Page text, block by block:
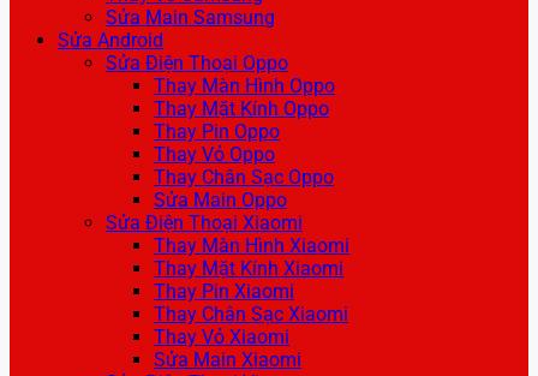
Sửa Main Samsung
Sửa Android
Sửa Điện Thoại Oppo
Thay Màn Hình Oppo
Thay Mặt Kính Oppo
Thay Pin Oppo
Thay Vỏ Oppo
Thay Chân Sạc Oppo
Sửa Main Oppo
Sửa Điện Thoại Xiaomi
Thay Màn Hình Xiaomi
Thay Mặt Kính Xiaomi
Thay Pin Xiaomi
Thay Chân Sạc Xiaomi
Thay Vỏ Xiaomi
Sửa Main Xiaomi